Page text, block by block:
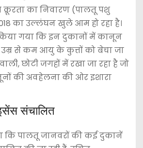
क्रूरता का निवारण (पालतू पशु
का उल्लंघन खुले आम हो रहा है।
किया गया कि इन दुकानों में कानून
उम्र से कम आयु के कुत्तों को बेचा जा
छोटी जगहों में रखा जा रहा है जो
की अवहेलना की ओर इशारा
संचालित
कि पालतू जानवरों की कई दुकानें